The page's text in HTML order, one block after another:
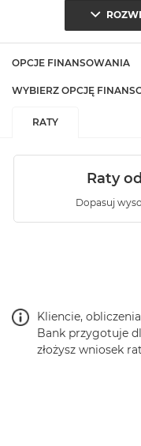
OPCJE FINANSOWANIA
WYBIERZ OPCJĘ
RATY
Raty
Dopasuj
Kliencie,
Bank przygotuje
złożysz wniosek